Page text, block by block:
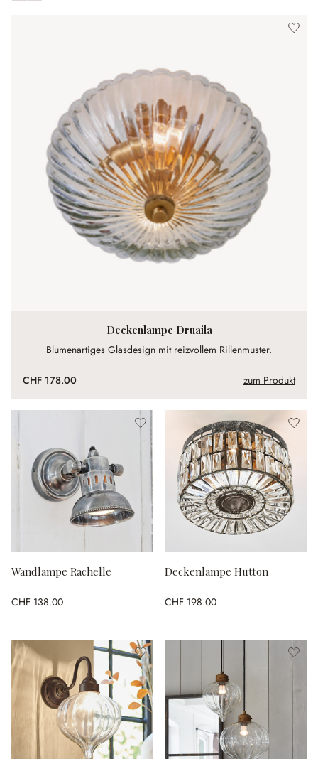
Deckenlampe Druaila
Blumenartiges Glasdesign mit reizvollem Rillenmuster.
CHF 178.00 zum Produkt
Wandlampe Rachelle
CHF 138.00
Deckenlampe Hutton
CHF 198.00